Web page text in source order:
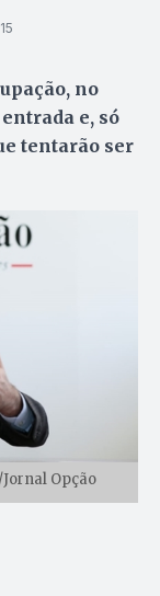
no
e, só
tentarão ser
Opção